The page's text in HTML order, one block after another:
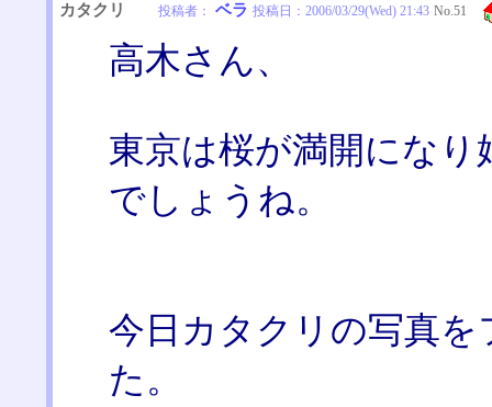
カタクリ 投稿者： ベラ 投稿日： 2006/03/29(Wed) 21:43 No.51
高木さん、
東京は桜が満開にな
でしょうね。
今日カタクリの写真
た。